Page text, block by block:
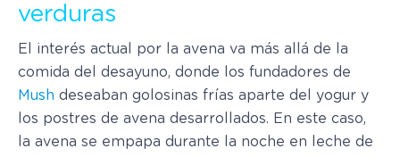
verduras
El interés actual por la avena va más allá de la
comida del desayuno, donde los fundadores de
Mush deseaban golosinas frías aparte del yogur y
los postres de avena desarrollados. En este caso,
la avena se empapa durante la noche en leche de